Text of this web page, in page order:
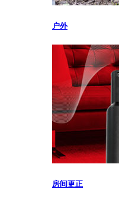
户外
房间更正